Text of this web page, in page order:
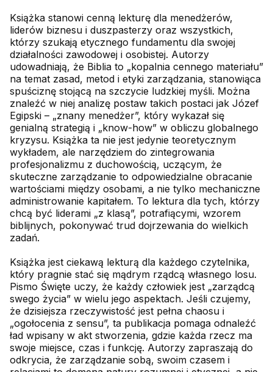
Książka stanowi cenną lekturę dla menedżerów,
liderów biznesu i duszpasterzy oraz wszystkich,
którzy szukają etycznego fundamentu dla swojej
działalności zawodowej i osobistej. Autorzy
udowadniają, że Biblia to „kopalnia cennego materiału”
na temat zasad, metod i etyki zarządzania, stanowiąca
spuściznę stojącą na szczycie ludzkiej myśli. Można
znaleźć w niej analizę postaw takich postaci jak Józef
Egipski – „znany menedżer”, który wykazał się
genialną strategią i „know-how” w obliczu globalnego
kryzysu. Książka ta nie jest jedynie teoretycznym
wykładem, ale narzędziem do zintegrowania
profesjonalizmu z duchowością, uczącym, że
skuteczne zarządzanie to odpowiedzialne obracanie
wartościami między osobami, a nie tylko mechaniczne
administrowanie kapitałem. To lektura dla tych, którzy
chcą być liderami „z klasą”, potrafiącymi, wzorem
biblijnych, pokonywać trud dojrzewania do wielkich
zadań.
Książka jest ciekawą lekturą dla każdego czytelnika,
który pragnie stać się mądrym rządcą własnego losu.
Pismo Święte uczy, że każdy człowiek jest „zarządcą
swego życia” w wielu jego aspektach. Jeśli czujemy,
że dzisiejsza rzeczywistość jest pełna chaosu i
„ogołocenia z sensu”, ta publikacja pomaga odnaleźć
ład wpisany w akt stworzenia, gdzie każda rzecz ma
swoje miejsce, czas i funkcję. Autorzy zapraszają do
odkrycia, że zarządzanie sobą, swoim czasem i